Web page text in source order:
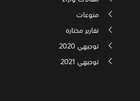
منوعات
تقارير مختارة
توجيهي 2020
توجيهي 2021